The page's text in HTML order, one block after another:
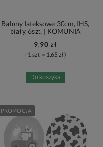
Balony lateksowe 30cm, IHS,
biały, 6szt. | KOMUNIA
9,90 zł
( 1 szt. = 1,65 zł )
Do koszyka
PROMOCJA